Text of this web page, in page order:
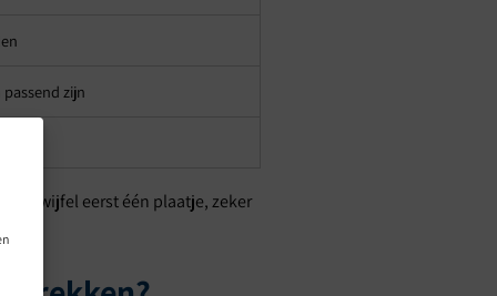
zijn
bij twijfel eerst één plaatje, zeker